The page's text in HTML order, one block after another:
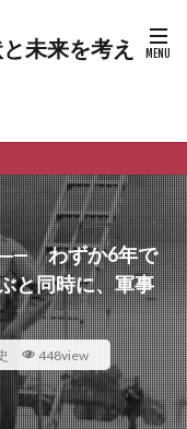
わずか6年で
同時に、軍事
448view